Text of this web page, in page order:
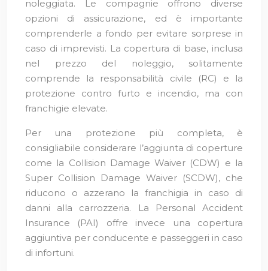
noleggiata. Le compagnie offrono diverse
opzioni di assicurazione, ed è importante
comprenderle a fondo per evitare sorprese in
caso di imprevisti. La copertura di base, inclusa
nel prezzo del noleggio, solitamente
comprende la responsabilità civile (RC) e la
protezione contro furto e incendio, ma con
franchigie elevate.
Per una protezione più completa, è
consigliabile considerare l’aggiunta di coperture
come la Collision Damage Waiver (CDW) e la
Super Collision Damage Waiver (SCDW), che
riducono o azzerano la franchigia in caso di
danni alla carrozzeria. La Personal Accident
Insurance (PAI) offre invece una copertura
aggiuntiva per conducente e passeggeri in caso
di infortuni.